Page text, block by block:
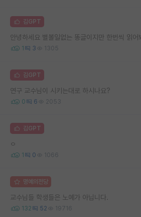
김GPT
1 3 1305
김GPT
연구 교수님이 시키는대로 하시나요?
0 6 2053
김GPT
ㅇ
1 0 1066
명예의전당
교수님들 학생들은 노예가 아닙니다.
132 52 19716